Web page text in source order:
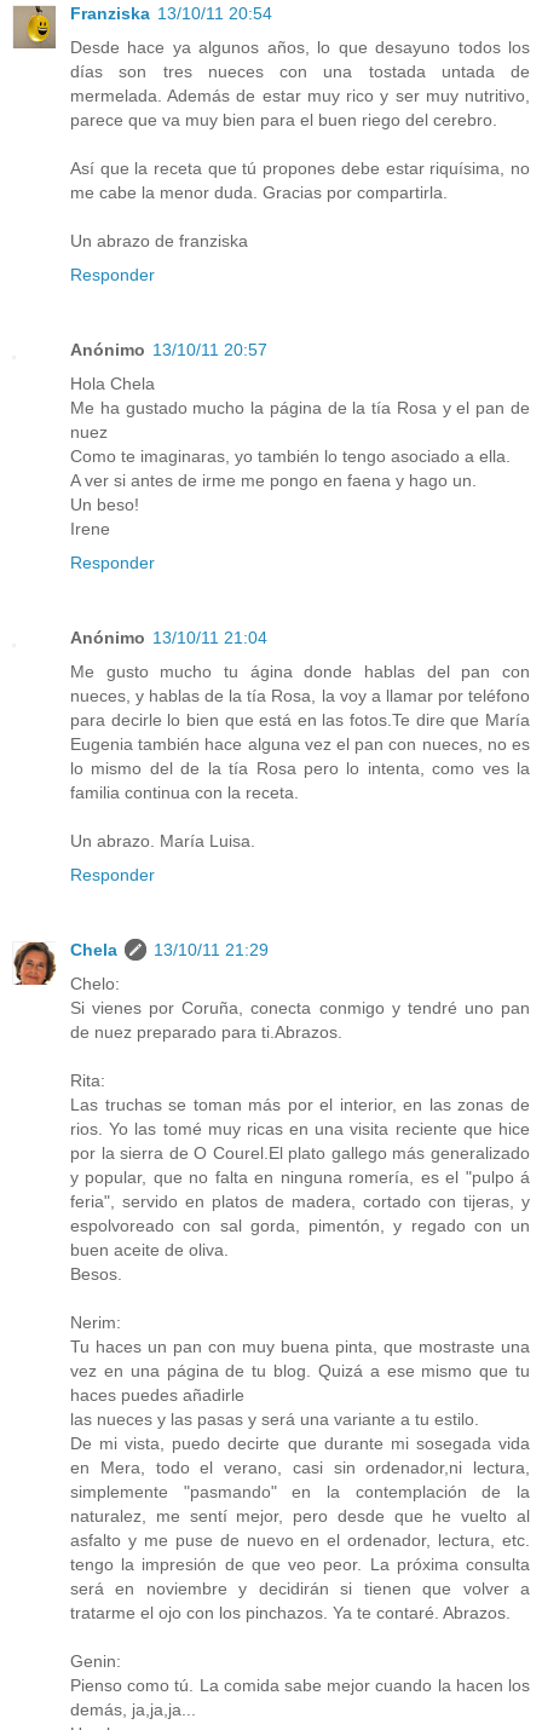
Franziska 13/10/11 20:54
Desde hace ya algunos años, lo que desayuno todos los
días son tres nueces con una tostada untada de
mermelada. Además de estar muy rico y ser muy nutritivo,
parece que va muy bien para el buen riego del cerebro.
Así que la receta que tú propones debe estar riquísima, no
me cabe la menor duda. Gracias por compartirla.
Un abrazo de franziska
Responder
Anónimo 13/10/11 20:57
Hola Chela
Me ha gustado mucho la página de la tía Rosa y el pan de
nuez
Como te imaginaras, yo también lo tengo asociado a ella.
A ver si antes de irme me pongo en faena y hago un.
Un beso!
Irene
Responder
Anónimo 13/10/11 21:04
Me gusto mucho tu ágina donde hablas del pan con
nueces, y hablas de la tía Rosa, la voy a llamar por teléfono
para decirle lo bien que está en las fotos.Te dire que María
Eugenia también hace alguna vez el pan con nueces, no es
lo mismo del de la tía Rosa pero lo intenta, como ves la
familia continua con la receta.
Un abrazo. María Luisa.
Responder
Chela
13/10/11 21:29
Chelo:
Si vienes por Coruña, conecta conmigo y tendré uno pan
de nuez preparado para ti.Abrazos.
Rita:
Las truchas se toman más por el interior, en las zonas de
rios. Yo las tomé muy ricas en una visita reciente que hice
por la sierra de O Courel.El plato gallego más generalizado
y popular, que no falta en ninguna romería, es el "pulpo á
feria", servido en platos de madera, cortado con tijeras, y
espolvoreado con sal gorda, pimentón, y regado con un
buen aceite de oliva.
Besos.
Nerim:
Tu haces un pan con muy buena pinta, que mostraste una
vez en una página de tu blog. Quizá a ese mismo que tu
haces puedes añadirle
las nueces y las pasas y será una variante a tu estilo.
De mi vista, puedo decirte que durante mi sosegada vida
en Mera, todo el verano, casi sin ordenador,ni lectura,
simplemente "pasmando" en la contemplación de la
naturalez, me sentí mejor, pero desde que he vuelto al
asfalto y me puse de nuevo en el ordenador, lectura, etc.
tengo la impresión de que veo peor. La próxima consulta
será en noviembre y decidirán si tienen que volver a
tratarme el ojo con los pinchazos. Ya te contaré. Abrazos.
Genin:
Pienso como tú. La comida sabe mejor cuando la hacen los
demás, ja,ja,ja...